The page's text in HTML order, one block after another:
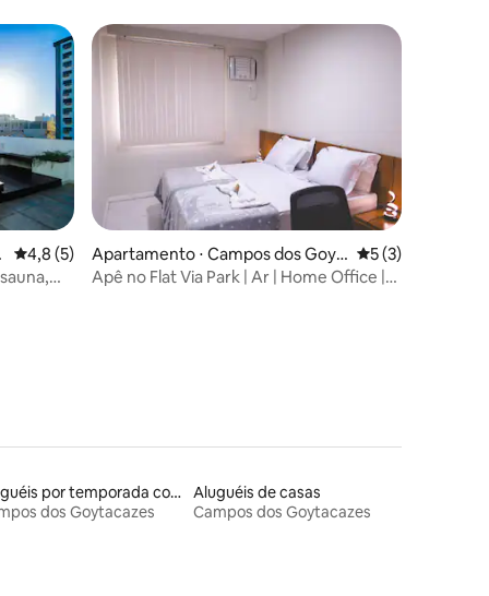
4,8 de uma avaliação média de 5, 5 avaliações
4,8 (5)
Apartamento ⋅ Campos dos Goyt
acazes
5 de uma
5 (3)
Apê no Flat Via Park | Ar | Home Office |
Aluguéis por temporada com banheira de hidromassagem
dos Goytacazes
Aluguéis de casas
Campos dos Goytacazes